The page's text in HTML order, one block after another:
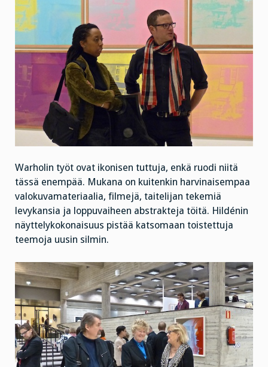
Warholin työt ovat ikonisen tuttuja, enkä ruodi niitä
tässä enempää. Mukana on kuitenkin harvinaisempaa
valokuvamateriaalia, filmejä, taitelijan tekemiä
levykansia ja loppuvaiheen abstrakteja töitä. Hildénin
näyttelykokonaisuus pistää katsomaan toistettuja
teemoja uusin silmin.